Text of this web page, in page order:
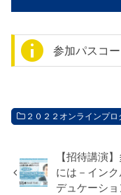
参加パスコ
２０２２オンラインプロ
【招待講演
には－イン
デュケーシ